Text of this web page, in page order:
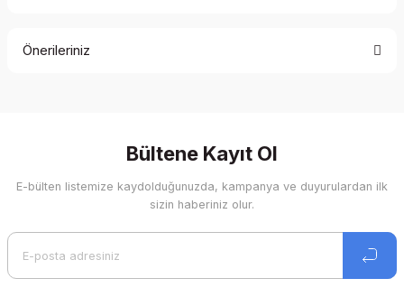
Önerileriniz
Görüş ve önerileriniz için teşekkür ederiz.
Ürün resmi kalitesiz, bozuk veya görüntülenemiyor.
Bültene Kayıt Ol
E-bülten listemize kaydolduğunuzda, kampanya ve duyurulardan ilk
sizin haberiniz olur.